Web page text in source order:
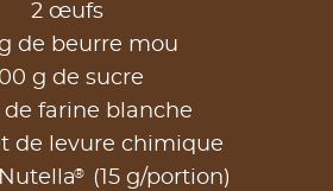
2 œufs
g de beurre mou
100 g de sucre
de farine blanche
de levure chimique
Nutella® (15 g/portion)